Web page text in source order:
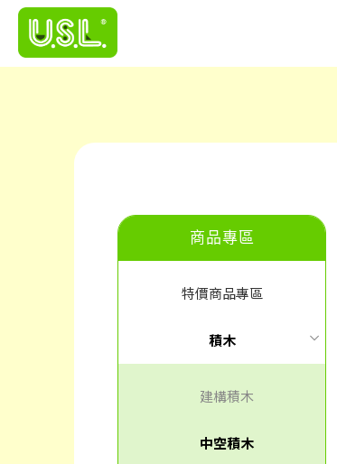
商品專區
特價商品專區
積木
建構積木
中空積木